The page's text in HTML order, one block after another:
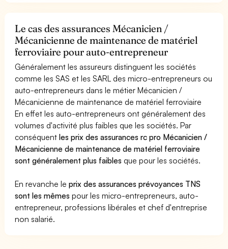
Le cas des assurances Mécanicien /
Mécanicienne de maintenance de matériel
ferroviaire pour auto-entrepreneur
Généralement les assureurs distinguent les sociétés
comme les SAS et les SARL des micro-entrepreneurs ou
auto-entrepreneurs dans le métier Mécanicien /
Mécanicienne de maintenance de matériel ferroviaire
En effet les auto-entrepreneurs ont généralement des
volumes d'activité plus faibles que les sociétés. Par
conséquentles prix des assurances rc pro Mécanicien /
Mécanicienne de maintenance de matériel ferroviaire
sont généralement plus faibles que pour les sociétés.
En revanche leprix des assurances prévoyances TNS
sont les mêmes pour les micro-entrepreneurs, auto-
entrepreneur, professions libérales et chef d'entreprise
non salarié.